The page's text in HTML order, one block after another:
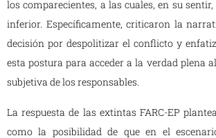
los comparecientes, a las cuales, en su
inferior. Específicamente, criticaron la
decisión por despolitizar el conflicto y
esta postura para acceder a la verdad plena
subjetiva de los responsables.
La respuesta de las extintas FARC-EP
como la posibilidad de que en el